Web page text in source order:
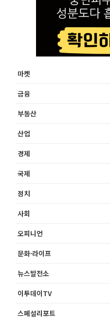
마켓
금융
부동산
산업
경제
국제
정치
사회
오피니언
문화·라이프
뉴스발전소
이투데이TV
스페셜리포트